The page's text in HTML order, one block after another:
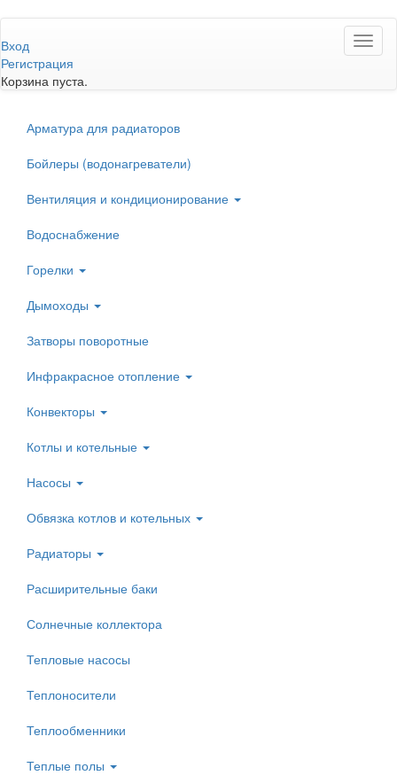
к
основному
содержанию
Вход
Регистрация
Корзина пуста.
Арматура для радиаторов
Бойлеры (водонагреватели)
Вентиляция и кондиционирование
Водоснабжение
Горелки
Дымоходы
Затворы поворотные
Инфракрасное отопление
Конвекторы
Котлы и котельные
Насосы
Обвязка котлов и котельных
Радиаторы
Расширительные баки
Солнечные коллектора
Тепловые насосы
Теплоносители
Теплообменники
Теплые полы